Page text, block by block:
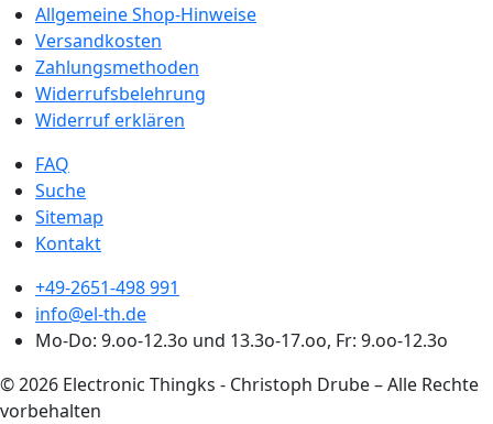
Allgemeine Shop-Hinweise
Versandkosten
Zahlungsmethoden
Widerrufsbelehrung
Widerruf erklären
FAQ
Suche
Sitemap
Kontakt
+49-2651-498 991
info@el-th.de
Mo-Do: 9.oo-12.3o und 13.3o-17.oo, Fr: 9.oo-12.3o
© 2026 Electronic Thingks - Christoph Drube – Alle Rechte
vorbehalten